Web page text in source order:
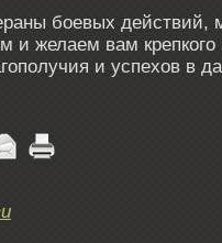
боевых действий,
и желаем вам крепкого
и успехов в